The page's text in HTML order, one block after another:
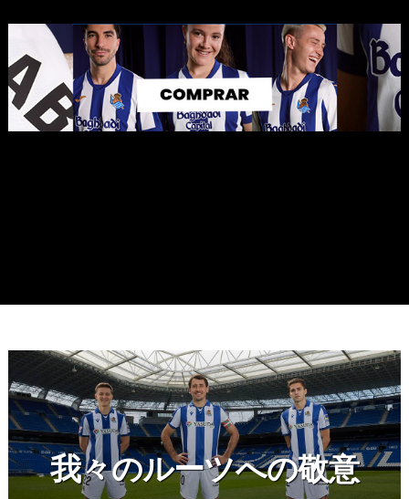
我々のルーツへの敬意